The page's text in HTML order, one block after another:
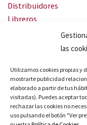
las
Utilizamos cookies propias y
mostrarte publicidad
elaborado a partir de tus
visitadas). Puedes aceptar
rechazar las cookies no
uso pulsando el botón "Ver
Distribuidores
Libreros
Servicio Landingweb
Crea tu audiobook